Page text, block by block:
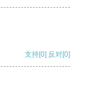
支持[0] 反对[0]